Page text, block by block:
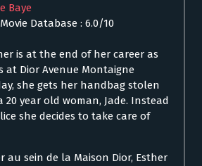
Baye
Database : 6.0/10
is at the end of her career as
at Dior Avenue Montaigne
she gets her handbag stolen
year old woman, Jade. Instead
she decides to take care of
au sein de la Maison Dior, Esther